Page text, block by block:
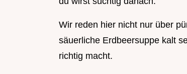
Wir reden hier nicht nur über
säuerliche Erdbeersuppe kalt
richtig macht.